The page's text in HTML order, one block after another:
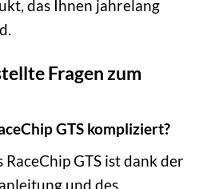
das Ihnen jahrelang
Fragen zum
GTS kompliziert?
GTS ist dank der
und des